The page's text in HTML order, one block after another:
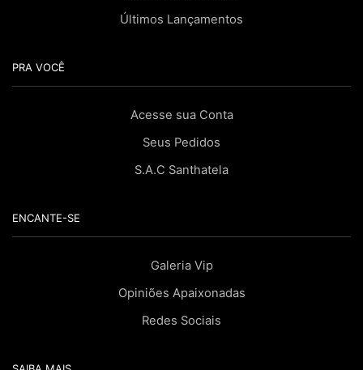
Últimos Lançamentos
PRA VOCÊ
Acesse sua Conta
Seus Pedidos
S.A.C Santhatela
ENCANTE-SE
Galeria Vip
Opiniões Apaixonadas
Redes Sociais